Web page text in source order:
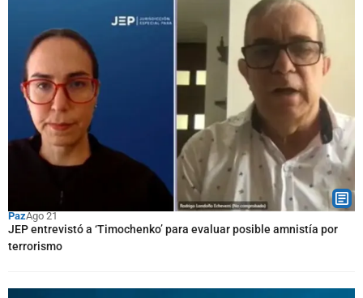
PazAgo 21
JEP entrevistó a ‘Timochenko’ para evaluar posible amnistía por
terrorismo